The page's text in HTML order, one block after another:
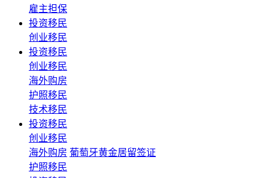
雇主担保
投资移民
创业移民
投资移民
创业移民
海外购房
护照移民
技术移民
投资移民
创业移民
海外购房 葡萄牙黄金居留签证
护照移民